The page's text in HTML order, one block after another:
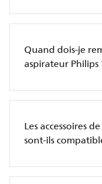
Quand dois-je
aspirateur Philips
Les accessoires
sont-ils